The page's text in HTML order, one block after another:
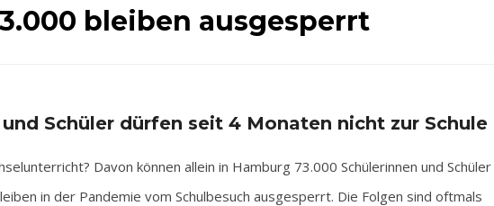
bleiben ausgesperrt
Schüler dürfen seit 4 Monaten nicht zur Schule
Davon können allein in Hamburg 73.000 Schülerinnen und Schüler
in der Pandemie vom Schulbesuch ausgesperrt. Die Folgen sind oftmals